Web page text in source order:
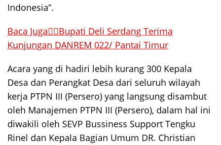
Indonesia”.
Baca Juga👉🏻Bupati Deli Serdang Terima
Kunjungan DANREM 022/ Pantai Timur
Acara yang di hadiri lebih kurang 300 Kepala
Desa dan Perangkat Desa dari seluruh wilayah
kerja PTPN III (Persero) yang langsung disambut
oleh Manajemen PTPN III (Persero), dalam hal ini
diwakili oleh SEVP Bussiness Support Tengku
Rinel dan Kepala Bagian Umum DR. Christian